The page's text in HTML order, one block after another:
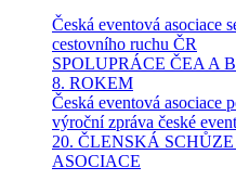
Česká eventová asociace
cestovního ruchu ČR
SPOLUPRÁCE ČEA A
8. ROKEM
Česká eventová asociace
výroční zpráva české
20. ČLENSKÁ
ASOCIACE